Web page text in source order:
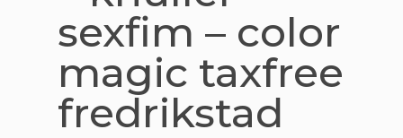
sexfim – color
magic taxfree
fredrikstad